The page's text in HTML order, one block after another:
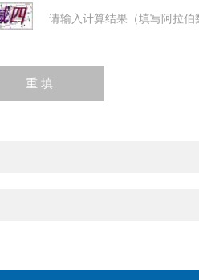
请输入计算结果（填写阿拉